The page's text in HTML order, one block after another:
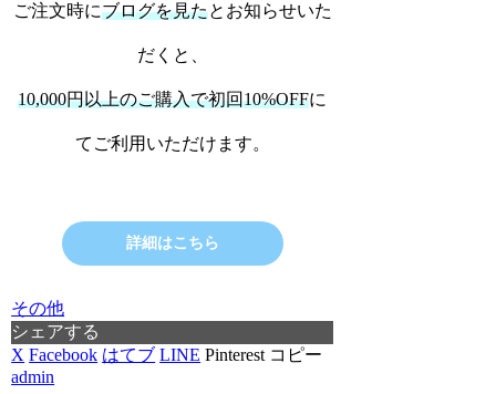
ご注文時にブログを見たとお知らせいた
だくと、
10,000円以上のご購入で初回10%OFFに
てご利用いただけます。
詳細はこちら
その他
シェアする
X Facebook はてブ LINE Pinterest コピー
admin